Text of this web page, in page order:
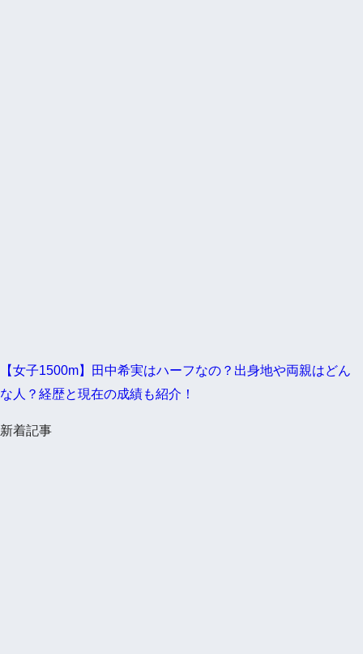
【女子1500m】田中希実はハーフなの？出身地や両親はどん
な人？経歴と現在の成績も紹介！
新着記事